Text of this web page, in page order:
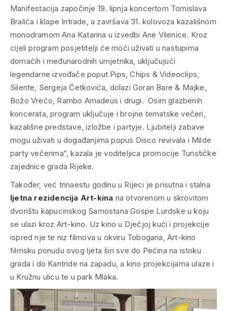
Manifestacija započinje 19. lipnja koncertom Tomislava
Bralića i klape Intrade, a završava 31. kolovoza kazališnom
monodramom Ana Katarina u izvedbi Ane Vilenice. Kroz
cijeli program posjetitelji će moći uživati u nastupima
domaćih i međunarodnih umjetnika, uključujući
legendarne izvođače poput Pips, Chips & Videoclips,
Silente, Sergeja Ćetkovića, dolazi Goran Bare & Majke,
Božo Vrećo, Rambo Amadeus i drugi. Osim glazbenih
koncerata, program uključuje i brojne tematske večeri,
kazališne predstave, izložbe i partyje. Ljubitelji zabave
mogu uživati u događanjima popus Disco revivala i Milde
party večerima“, kazala je voditeljica promocije Turističke
zajednice grada Rijeke.
Također, već trinaestu godinu u Rijeci je prisutna i stalna
ljetna rezidencija Art-kina na otvorenom u skrovitom
dvorištu kapucinskog Samostana Gospe Lurdske u koju
se ulazi kroz Art-kino. Uz kino u Dječjoj kući i projekcije
ispred nje te niz filmova u okviru Tobogana, Art-kino
filmsku ponudu ovog ljeta širi sve do Pećina na istoku
grada i do Kantride na zapadu, a kino projekcijama ulaze i
u Kružnu ulicu te u park Mlaka.